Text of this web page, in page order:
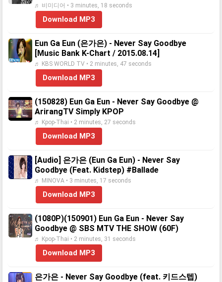
♬ 비미디어 • 3 minutes, 18 seconds
Download MP3
Eun Ga Eun (은가은) - Never Say Goodbye
[Music Bank K-Chart / 2015.08.14]
♬ KBS WORLD TV • 2 minutes, 47 seconds
Download MP3
(150828) Eun Ga Eun - Never Say Goodbye @
ArirangTV Simply KPOP
♬ Kpop-Thai • 2 minutes, 27 seconds
Download MP3
[Audio] 은가은 (Eun Ga Eun) - Never Say
Goodbye (Feat. Kidstep) #Ballade
♬ MINOVA • 3 minutes, 17 seconds
Download MP3
(1080P)(150901) Eun Ga Eun - Never Say
Goodbye @ SBS MTV THE SHOW (60F)
♬ Kpop-Thai • 2 minutes, 31 seconds
Download MP3
은가은 - Never Say Goodbye (feat. 키드스텝)